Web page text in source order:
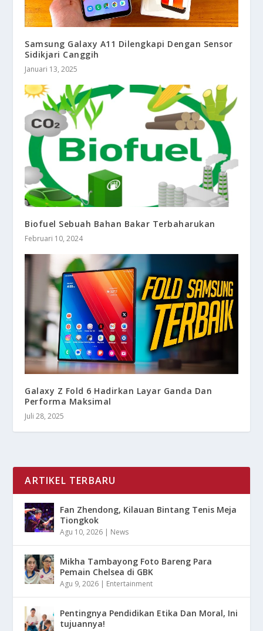
Samsung Galaxy A11 Dilengkapi Dengan Sensor
Sidikjari Canggih
Januari 13, 2025
Biofuel Sebuah Bahan Bakar Terbaharukan
Februari 10, 2024
Galaxy Z Fold 6 Hadirkan Layar Ganda Dan
Performa Maksimal
Juli 28, 2025
ARTIKEL TERBARU
Fan Zhendong, Kilauan Bintang Tenis Meja
Tiongkok
Agu 10, 2026 | News
Mikha Tambayong Foto Bareng Para
Pemain Chelsea di GBK
Agu 9, 2026 | Entertainment
Pentingnya Pendidikan Etika Dan Moral, Ini
tujuannya!